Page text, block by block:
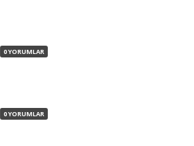
0 YORUMLAR
0 YORUMLAR